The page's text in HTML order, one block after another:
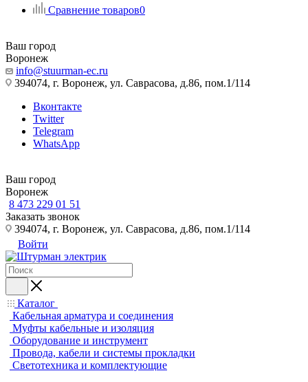
Сравнение товаров0
Ваш город
Воронеж
info@stuurman-ec.ru
394074, г. Воронеж, ул. Саврасова, д.86, пом.1/114
Вконтакте
Twitter
Telegram
WhatsApp
Ваш город
Воронеж
8 473 229 01 51
Заказать звонок
394074, г. Воронеж, ул. Саврасова, д.86, пом.1/114
Войти
Каталог
Кабельная арматура и соединения
Муфты кабельные и изоляция
Оборудование и инструмент
Провода, кабели и системы прокладки
Светотехника и комплектующие